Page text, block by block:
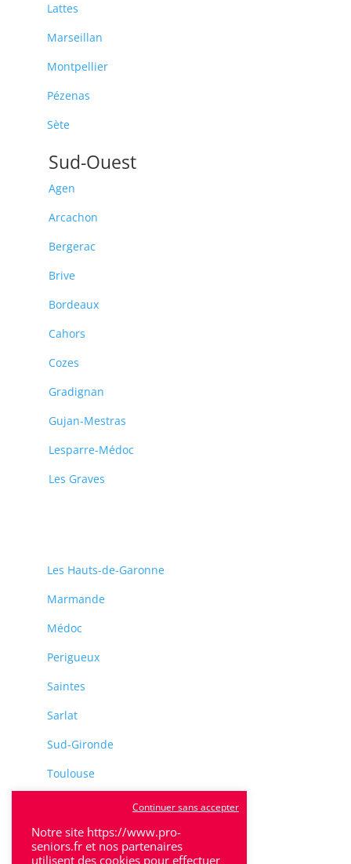
Lattes
Marseillan
Montpellier
Pézenas
Sète
Sud-Ouest
Agen
Arcachon
Bergerac
Brive
Bordeaux
Cahors
Cozes
Gradignan
Gujan-Mestras
Lesparre-Médoc
Les Graves
Les Hauts-de-Garonne
Marmande
Médoc
Perigueux
Saintes
Sarlat
Sud-Gironde
Toulouse
Villeneuve-Sur-Lot
Notre site https://www.pro-
seniors.fr et nos partenaires
utilisent des cookies pour effectuer
Continuer sans accepter